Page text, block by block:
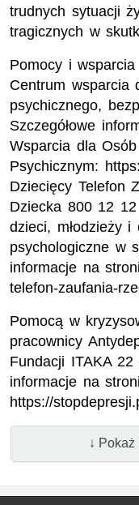
trudnych sytuacji
tragicznych w
Pomocy i
Centrum wsparcia
psychicznego,
Szczegółowe
Wsparcia dla
Psychicznym:
Dziecięcy Telefon
Dziecka 800 12
dzieci, młodzieży
psychologiczne w
informacje na
telefon-zaufania-
Pomocą w
pracownicy
Fundacji ITAKA
informacje na
https://
↓